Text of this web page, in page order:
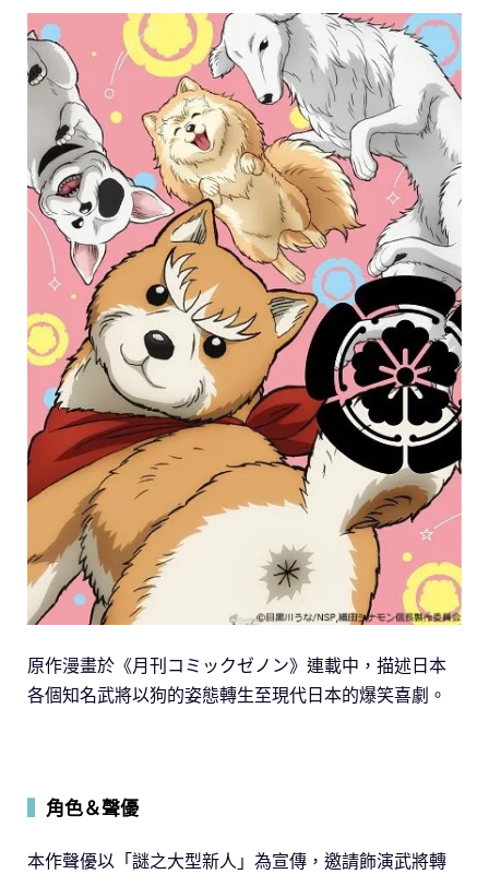
原作漫畫於《月刊コミックゼノン》連載中，描述日本
各個知名武將以狗的姿態轉生至現代日本的爆笑喜劇。
角色＆聲優
本作聲優以「謎之大型新人」為宣傳，邀請飾演武將轉